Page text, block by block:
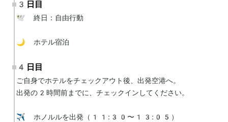
3日目
🕊 終日：自由行動
🌙 ホテル宿泊
4日目
ご自身でホテルをチェックアウト後、出発空港へ。
出発の2時間前までに、チェックインしてください。
✈️ ホノルルを出発（11:30〜13:05）